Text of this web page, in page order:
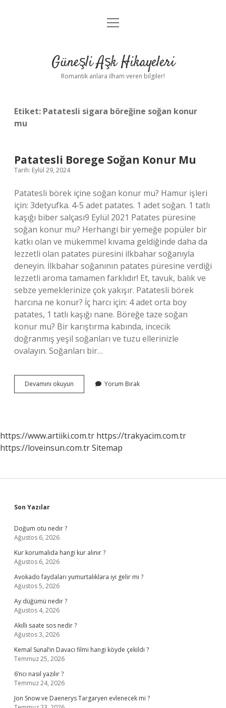
Anasayfa
Yasal Uyarı
menüyü
Güneşli Aşk Hikayeleri
Romantik anlara ilham veren bilgiler!
Etiket: Patatesli sigara böreğine soğan konur
mu
Patatesli Borege Soğan Konur Mu
Tarih: Eylül 29, 2024
Patatesli börek içine soğan konur mu? Hamur işleri
için: 3detyufka. 4-5 adet patates. 1 adet soğan. 1 tatlı
kaşığı biber salçası9 Eylül 2021 Patates püresine
soğan konur mu? Herhangi bir yemeğe popüler bir
katkı olan ve mükemmel kıvama geldiğinde daha da
lezzetli olan patates püresini ilkbahar soğanıyla
deneyin. İlkbahar soğanının patates püresine verdiği
lezzetli aroma tamamen farklıdır! Et, tavuk, balık ve
sebze yemeklerinize çok yakışır. Patatesli börek
harcına ne konur? İç harcı için: 4 adet orta boy
patates, 1 tatlı kaşığı nane. Böreğe taze soğan
konur mu? Bir karıştırma kabında, incecik
doğranmış yeşil soğanları ve tuzu ellerinizle
ovalayın. Soğanları bir…
Devamını okuyun Patatesli
Borege
Yorum Bırak
https://www.artiiki.com.tr https://trakyacim.com.tr
https://loveinsun.com.trSitemap
Sidebar
Son Yazılar
Doğum otu nedir ?
Ağustos 6, 2026
Kur korumalıda hangi kur alınır ?
Ağustos 6, 2026
Avokado faydaları yumurtalıklara iyi gelir mi ?
Ağustos 5, 2026
Ay düğümü nedir ?
Ağustos 4, 2026
Akıllı saate sos nedir ?
Ağustos 3, 2026
Kemal Sunal’ın Davacı filmi hangi köyde çekildi ?
Temmuz 25, 2026
6’ncı nasıl yazılır ?
Temmuz 24, 2026
Jon Snow ve Daenerys Targaryen evlenecek mi ?